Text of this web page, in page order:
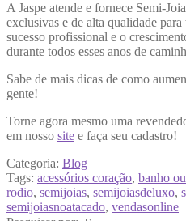
A Jaspe atende e fornece Semi-
exclusivas e de alta qualidade
sucesso profissional e o
durante todos esses anos de
Sabe de mais dicas de como
gente!
Torne agora mesmo uma
em nosso site e faça seu cadastro!
Categoria: Blog
Tags: acessórios coração, banho
rodio, semijoias, semijoiasdeluxo,
semijoiasnoatacado, vendasonline